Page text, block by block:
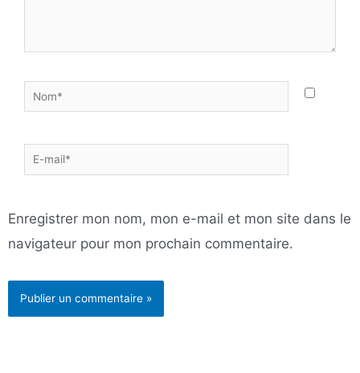
Nom*
E-
mail*
Enregistrer mon nom, mon e-mail et mon site dans le
navigateur pour mon prochain commentaire.